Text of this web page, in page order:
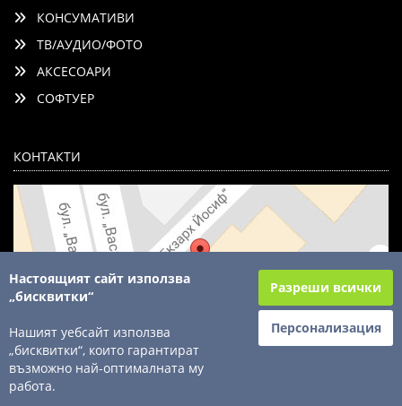
КОНСУМАТИВИ
ТВ/АУДИО/ФОТО
АКСЕСОАРИ
СОФТУЕР
КОНТАКТИ
© 2003 - 2026 ComSystems Ltd. Всички права запазени
Настоящият сайт използва
„бисквитки“
Нашият уебсайт използва
„бисквитки“, които гарантират
възможно най-оптималната му
работа.
Разреши всички
Персонализация